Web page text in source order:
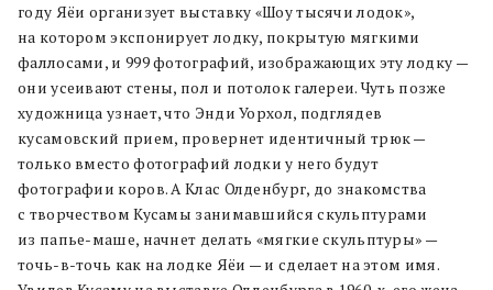
году Яёи организует выставку «Шоу тысячи лодок»,
на котором экспонирует лодку, покрытую мягкими
фаллосами, и 999 фотографий, изображающих эту лодку —
они усеивают стены, пол и потолок галереи. Чуть позже
художница узнает, что Энди Уорхол, подглядев
кусамовский прием, провернет идентичный трюк —
только вместо фотографий лодки у него будут
фотографии коров. А Клас Олденбург, до знакомства
с творчеством Кусамы занимавшийся скульптурами
из папье-маше, начнет делать «мягкие скульптуры» —
точь-в-точь как на лодке Яёи — и сделает на этом имя.